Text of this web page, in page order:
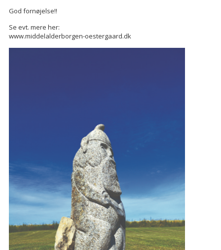
God fornøjelse!!
Se evt. mere her:
www.middelalderborgen-oestergaard.dk